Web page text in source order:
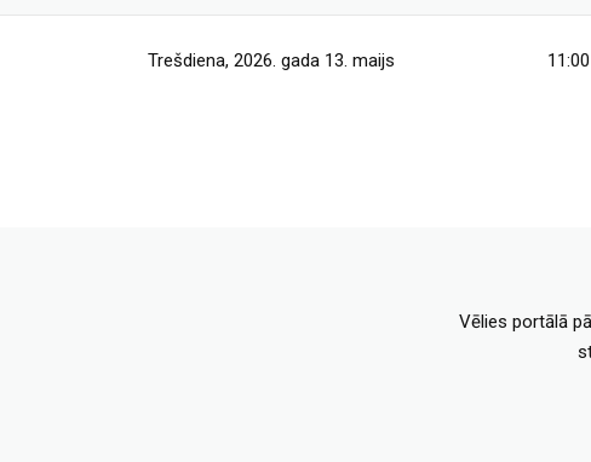
Trešdiena, 2026. gada 13. maijs 11:00
Vēlies portālā